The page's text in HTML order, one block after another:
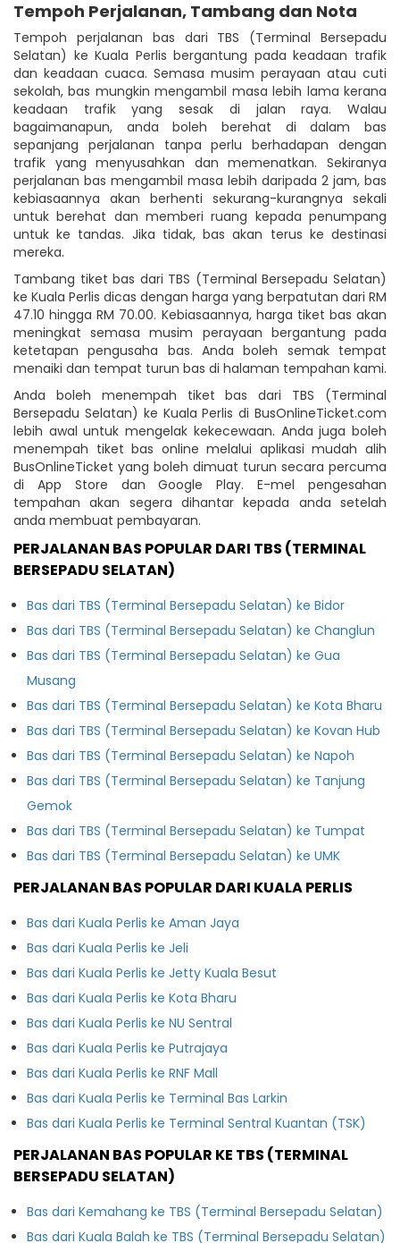
Tempoh Perjalanan, Tambang dan Nota
Tempoh perjalanan bas dari TBS (Terminal Bersepadu
Selatan) ke Kuala Perlis bergantung pada keadaan trafik
dan keadaan cuaca. Semasa musim perayaan atau cuti
sekolah, bas mungkin mengambil masa lebih lama kerana
keadaan trafik yang sesak di jalan raya. Walau
bagaimanapun, anda boleh berehat di dalam bas
sepanjang perjalanan tanpa perlu berhadapan dengan
trafik yang menyusahkan dan memenatkan. Sekiranya
perjalanan bas mengambil masa lebih daripada 2 jam, bas
kebiasaannya akan berhenti sekurang-kurangnya sekali
untuk berehat dan memberi ruang kepada penumpang
untuk ke tandas. Jika tidak, bas akan terus ke destinasi
mereka.
Tambang tiket bas dari TBS (Terminal Bersepadu Selatan)
ke Kuala Perlis dicas dengan harga yang berpatutan dari RM
47.10 hingga RM 70.00. Kebiasaannya, harga tiket bas akan
meningkat semasa musim perayaan bergantung pada
ketetapan pengusaha bas. Anda boleh semak tempat
menaiki dan tempat turun bas di halaman tempahan kami.
Anda boleh menempah tiket bas dari TBS (Terminal
Bersepadu Selatan) ke Kuala Perlis di BusOnlineTicket.com
lebih awal untuk mengelak kekecewaan. Anda juga boleh
menempah tiket bas online melalui aplikasi mudah alih
BusOnlineTicket yang boleh dimuat turun secara percuma
di App Store dan Google Play. E-mel pengesahan
tempahan akan segera dihantar kepada anda setelah
anda membuat pembayaran.
PERJALANAN BAS POPULAR DARI TBS (TERMINAL
BERSEPADU SELATAN)
Bas dari TBS (Terminal Bersepadu Selatan) ke Bidor
Bas dari TBS (Terminal Bersepadu Selatan) ke Changlun
Bas dari TBS (Terminal Bersepadu Selatan) ke Gua
Musang
Bas dari TBS (Terminal Bersepadu Selatan) ke Kota Bharu
Bas dari TBS (Terminal Bersepadu Selatan) ke Kovan Hub
Bas dari TBS (Terminal Bersepadu Selatan) ke Napoh
Bas dari TBS (Terminal Bersepadu Selatan) ke Tanjung
Gemok
Bas dari TBS (Terminal Bersepadu Selatan) ke Tumpat
Bas dari TBS (Terminal Bersepadu Selatan) ke UMK
PERJALANAN BAS POPULAR DARI KUALA PERLIS
Bas dari Kuala Perlis ke Aman Jaya
Bas dari Kuala Perlis ke Jeli
Bas dari Kuala Perlis ke Jetty Kuala Besut
Bas dari Kuala Perlis ke Kota Bharu
Bas dari Kuala Perlis ke NU Sentral
Bas dari Kuala Perlis ke Putrajaya
Bas dari Kuala Perlis ke RNF Mall
Bas dari Kuala Perlis ke Terminal Bas Larkin
Bas dari Kuala Perlis ke Terminal Sentral Kuantan (TSK)
PERJALANAN BAS POPULAR KE TBS (TERMINAL
BERSEPADU SELATAN)
Bas dari Kemahang ke TBS (Terminal Bersepadu Selatan)
Bas dari Kuala Balah ke TBS (Terminal Bersepadu Selatan)